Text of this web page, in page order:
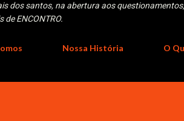
dos santos, na abertura aos
de ENCONTRO.
Nossa História O